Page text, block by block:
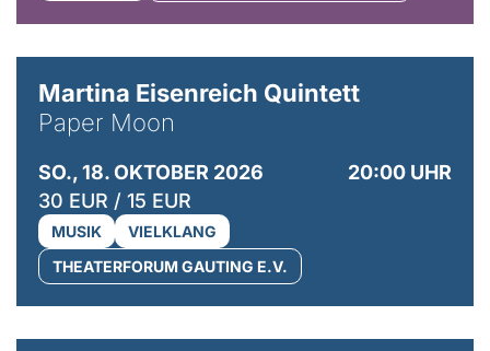
Martina Eisenreich Quintett
Paper Moon
SO., 18. OKTOBER 2026
20:00 UHR
30 EUR / 15 EUR
MUSIK
VIELKLANG
THEATERFORUM GAUTING E.V.